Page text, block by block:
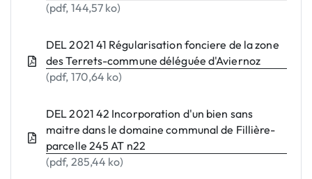
(pdf, 144,57 ko)
DEL 2021 41 Régularisation fonciere de la zone
des Terrets-commune déléguée d'Aviernoz
(pdf, 170,64 ko)
DEL 2021 42 Incorporation d'un bien sans
maitre dans le domaine communal de Fillière-
parcelle 245 AT n22
(pdf, 285,44 ko)